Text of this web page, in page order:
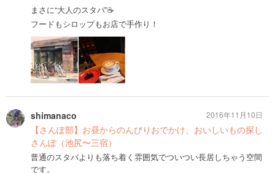
まさに“大人のスタバ”☕️
フードもシロップもお店で手作り！
shimanaco
【さんぽ部】お昼からのんびりおでかけ、おいしいもの探し
さんぽ（池尻〜三宿）
普通のスタバよりも落ち着く雰囲気でついつい長居しちゃう空間
です。
2016年11月10日